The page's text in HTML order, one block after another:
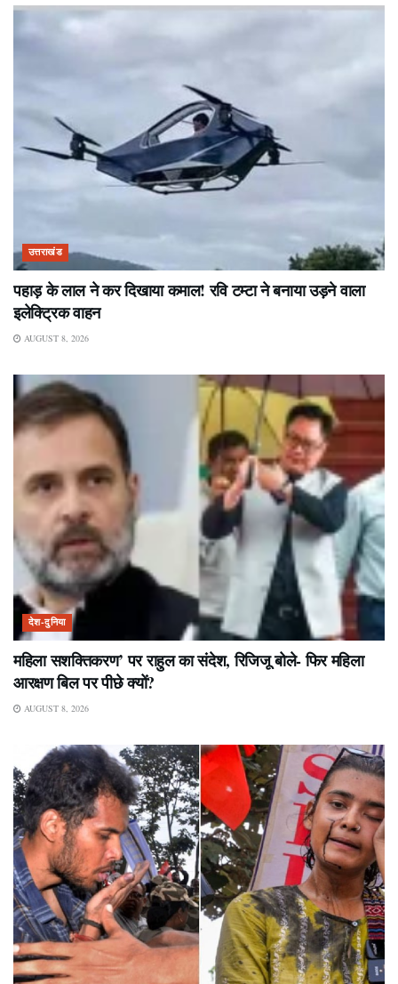
उत्तराखंड
पहाड़ के लाल ने कर दिखाया कमाल! रवि टम्टा ने बनाया उड़ने वाला
इलेक्ट्रिक वाहन
AUGUST 8, 2026
देश-दुनिया
महिला सशक्तिकरण’ पर राहुल का संदेश, रिजिजू बोले- फिर महिला
आरक्षण बिल पर पीछे क्यों?
AUGUST 8, 2026